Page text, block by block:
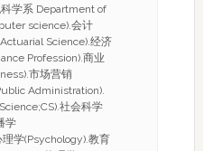
学系 Department of
science).会计
Science).经济
Profession).商业
市场营销
Administration).
社会科学
学
学(Psychology).教育